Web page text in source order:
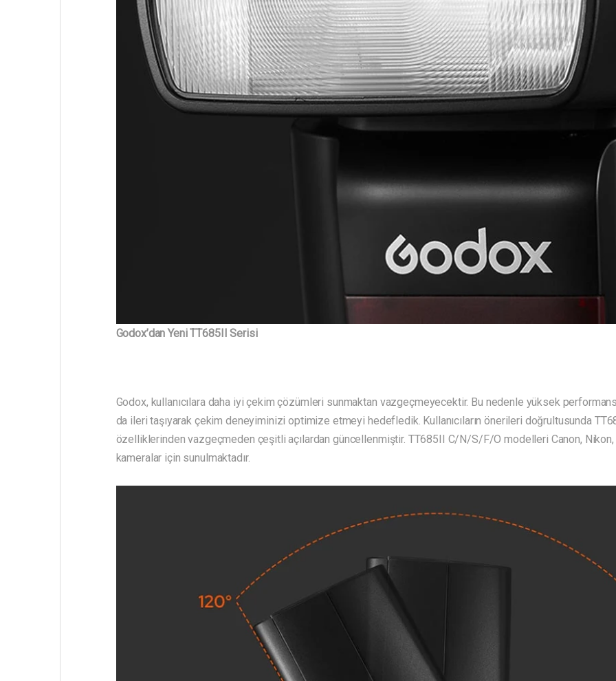
Godox’dan Yeni TT685II Serisi
Godox, kullanıcılara daha iyi çekim çözümleri sunmaktan vazgeçmeyecektir. Bu nedenle yüksek
da ileri taşıyarak çekim deneyiminizi optimize etmeyi hedefledik. Kullanıcıların önerileri doğrultusunda
özelliklerinden vazgeçmeden çeşitli açılardan güncellenmiştir. TT685II C/N/S/F/O modelleri Canon,
kameralar için sunulmaktadır.